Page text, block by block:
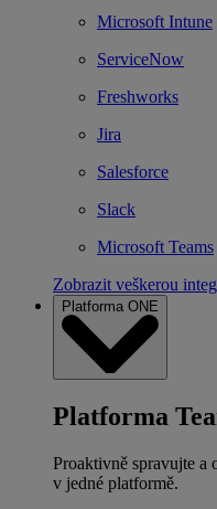
Microsoft Intune
ServiceNow
Freshworks
Jira
Salesforce
Slack
Microsoft Teams
Zobrazit veškerou
Platforma ONE
Platforma
Proaktivně spravujte a
v jedné platformě.